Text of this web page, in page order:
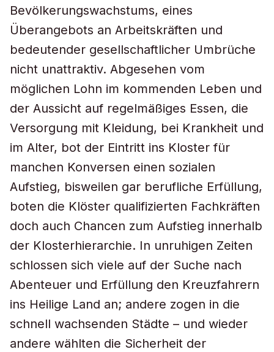
Bevölkerungswachstums, eines
Überangebots an Arbeitskräften und
bedeutender gesellschaftlicher Umbrüche
nicht unattraktiv. Abgesehen vom
möglichen Lohn im kommenden Leben und
der Aussicht auf regelmäßiges Essen, die
Versorgung mit Kleidung, bei Krankheit und
im Alter, bot der Eintritt ins Kloster für
manchen Konversen einen sozialen
Aufstieg, bisweilen gar berufliche Erfüllung,
boten die Klöster qualifizierten Fachkräften
doch auch Chancen zum Aufstieg innerhalb
der Klosterhierarchie. In unruhigen Zeiten
schlossen sich viele auf der Suche nach
Abenteuer und Erfüllung den Kreuzfahrern
ins Heilige Land an; andere zogen in die
schnell wachsenden Städte – und wieder
andere wählten die Sicherheit der